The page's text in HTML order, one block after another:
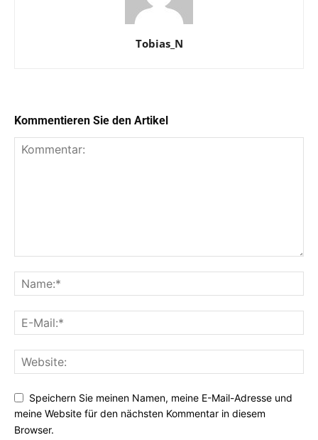
Tobias_N
Kommentieren Sie den Artikel
Speichern Sie meinen Namen, meine E-Mail-Adresse und
meine Website für den nächsten Kommentar in diesem
Browser.